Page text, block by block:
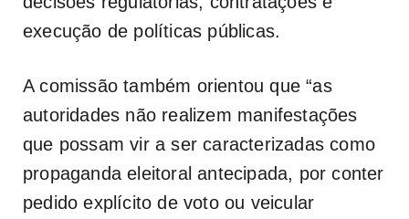
execução de políticas públicas.
A comissão também orientou que “as
autoridades não realizem manifestações
que possam vir a ser caracterizadas como
propaganda eleitoral antecipada, por conter
pedido explícito de voto ou veicular